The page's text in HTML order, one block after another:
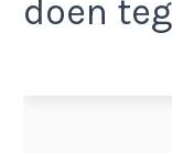
doen